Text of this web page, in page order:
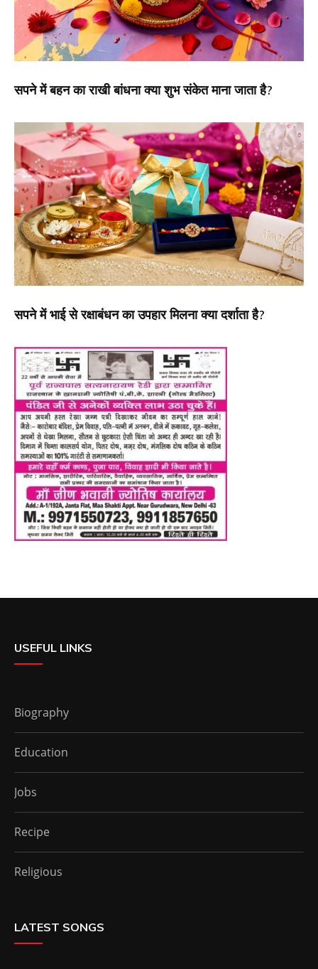
सपने में बहन का राखी बांधना क्या शुभ संकेत माना जाता है?
सपने में भाई से रक्षाबंधन का उपहार मिलना क्या दर्शाता है?
USEFUL LINKS
Biography
Education
Jobs
Recipe
Religious
LATEST SONGS